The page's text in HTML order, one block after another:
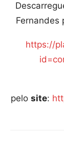
Fernandes
https://
pelo site: